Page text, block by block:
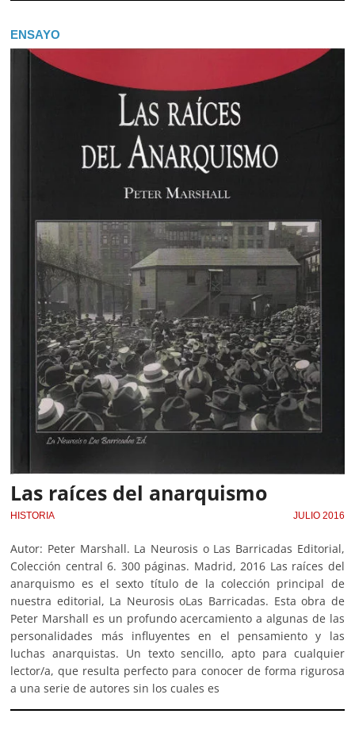
ENSAYO
Las raíces del anarquismo
HISTORIA JULIO 2016
Autor: Peter Marshall. La Neurosis o Las Barricadas Editorial,
Colección central 6. 300 páginas. Madrid, 2016 Las raíces del
anarquismo es el sexto título de la colección principal de
nuestra editorial, La Neurosis oLas Barricadas. Esta obra de
Peter Marshall es un profundo acercamiento a algunas de las
personalidades más influyentes en el pensamiento y las
luchas anarquistas. Un texto sencillo, apto para cualquier
lector/a, que resulta perfecto para conocer de forma rigurosa
a una serie de autores sin los cuales es